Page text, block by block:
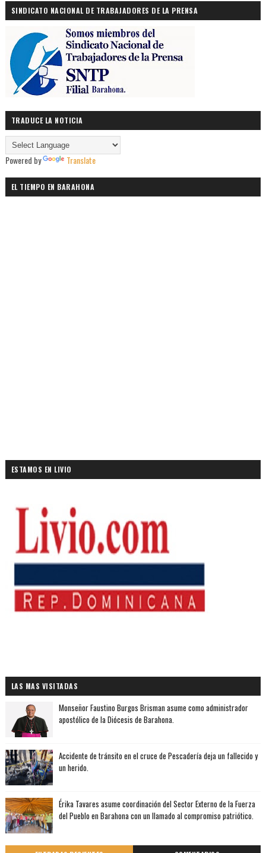
SINDICATO NACIONAL DE TRABAJADORES DE LA PRENSA
TRADUCE LA NOTICIA
Powered by Translate
EL TIEMPO EN BARAHONA
ESTAMOS EN LIVIO
LAS MAS VISITADAS
Monseñor Faustino Burgos Brisman asume como administrador
apostólico de la Diócesis de Barahona.
Accidente de tránsito en el cruce de Pescadería deja un fallecido y
un herido.
Érika Tavares asume coordinación del Sector Externo de la Fuerza
del Pueblo en Barahona con un llamado al compromiso patriótico.